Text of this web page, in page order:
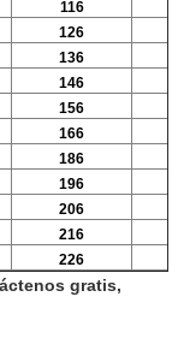
116
126
136
146
156
166
186
196
206
216
226
gratis,